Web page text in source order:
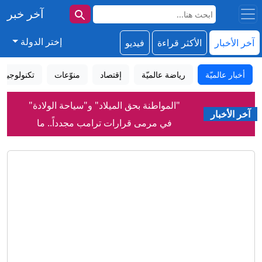
آخر خبر
آخر الأخبار الأكثر قراءة فيديو إختر الدولة
أخبار عالميّة رياضة عالميّة إقتصاد منوّعات تكنولوجيا
آخر الأخبار
"المواطنة بحق الميلاد" و"سياحة الولادة"
في مرمى قرارات ترامب مجدداً.. ما
القصة؟
لقاحات لا تحتاج إلى التبريد... ابتكار قد يحد
من هدر نصف كمية اللقاحات عالمياً